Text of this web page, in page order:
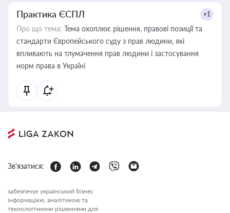
Практика ЄСПЛ +1
Про що тема: Тема охоплює рішення, правові позиції та
стандарти Європейського суду з прав людини, які
впливають на тлумачення прав людини і застосування
норм права в Україні
Зв'язатися:
забезпечує український бізнес
інформацією, аналітикою та
технологічними рішеннями для